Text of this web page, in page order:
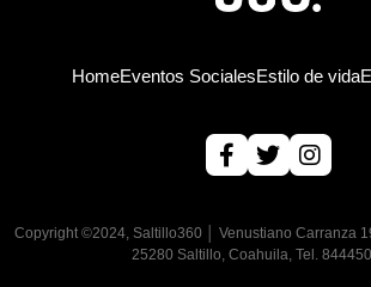
HomeEventos SocialesEstilo de vida
Copyright ©2024, Saltillo360 │ Venustiano Carranza
25280 Saltillo, Coahuila, Tel.